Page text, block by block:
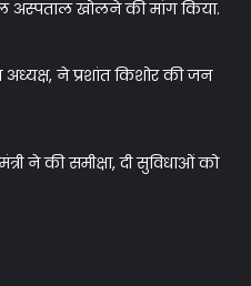
अस्पताल खोलने की मांग किया.
अध्यक्ष, ने प्रशांत किशोर की जन
ने की समीक्षा, दी सुविधाओं को